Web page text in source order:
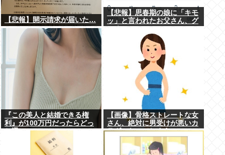
【悲報】開示請求が届いた…
【悲報】思春期の娘に「キモ
ッ」と言われたお父さん、グ
『この美人と結婚できる権
利』が100万円だったらどっ
ち選ぶwww
【画像】骨格ストレートな女
さん、絶対に男受けが悪いカ
ラダになってしまうｗｗｗ